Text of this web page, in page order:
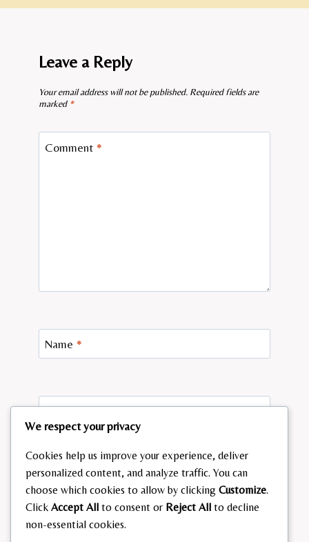
Leave a Reply
Your email address will not be published. Required fields are
marked *
Comment *
Name *
Email*
Website
Save my name, email, and website in this browser
for the next time I comment.
We respect your privacy
Cookies help us improve your experience, deliver
personalized content, and analyze traffic. You can
choose which cookies to allow by clicking Customize.
Click Accept All to consent or Reject All to decline
non-essential cookies.